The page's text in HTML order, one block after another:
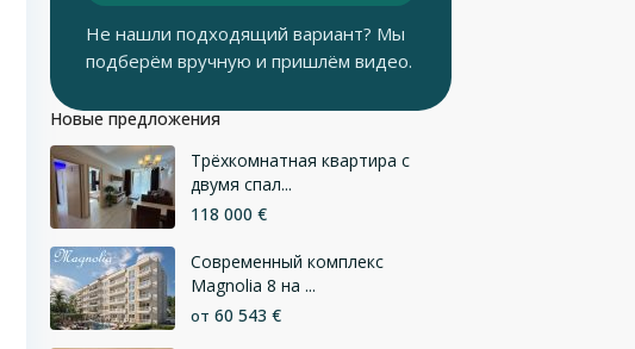
Не нашли подходящий вариант? Мы
подберём вручную и пришлём видео.
Новые предложения
Трёхкомнатная квартира с
двумя спал...
118 000 €
Современный комплекс
Magnolia 8 на ...
от 60 543 €